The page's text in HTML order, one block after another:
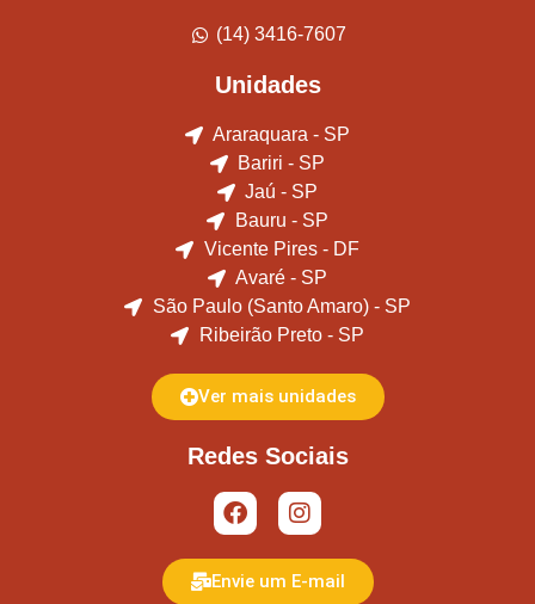
(14) 3416-7607
Unidades
Araraquara - SP
Bariri - SP
Jaú - SP
Bauru - SP
Vicente Pires - DF
Avaré - SP
São Paulo (Santo Amaro) - SP
Ribeirão Preto - SP
Ver mais unidades
Redes Sociais
Envie um E-mail